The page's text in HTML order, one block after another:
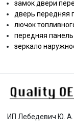
замок двери
дверь передняя
лючок
передняя
зеркало
ИП Лебедевич Ю.